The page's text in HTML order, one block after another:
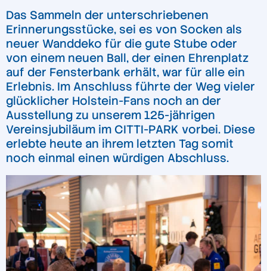
Das Sammeln der unterschriebenen
Erinnerungsstücke, sei es von Socken als
neuer Wanddeko für die gute Stube oder
von einem neuen Ball, der einen Ehrenplatz
auf der Fensterbank erhält, war für alle ein
Erlebnis. Im Anschluss führte der Weg vieler
glücklicher Holstein-Fans noch an der
Ausstellung zu unserem 125-jährigen
Vereinsjubiläum im CITTI-PARK vorbei. Diese
erlebte heute an ihrem letzten Tag somit
noch einmal einen würdigen Abschluss.